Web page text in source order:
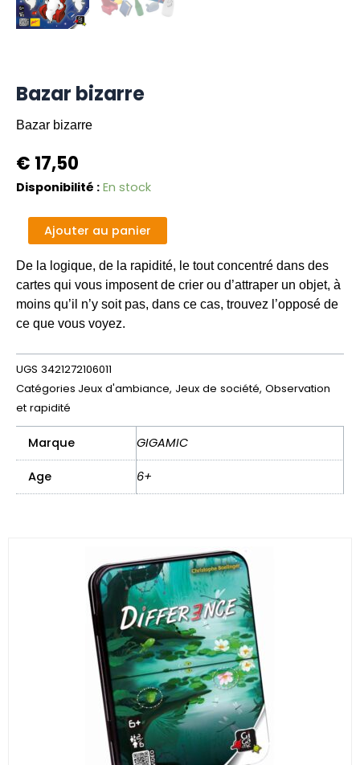
Bazar bizarre
Bazar bizarre
€ 17,50
Disponibilité : En stock
quantité
Bazar
bizarre
Ajouter au panier
De la logique, de la rapidité, le tout concentré dans des
cartes qui vous imposent de crier ou d’attraper un objet, à
moins qu’il n’y soit pas, dans ce cas, trouvez l’opposé de
ce que vous voyez.
UGS 3421272106011
Catégories Jeux d'ambiance, Jeux de société, Observation
et rapidité
Marque GIGAMIC
Age 6+